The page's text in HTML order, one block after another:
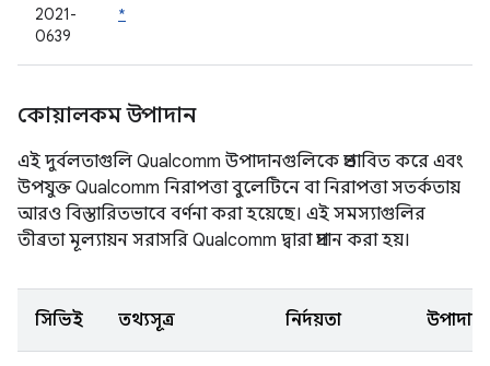
2021-
0639
*
কোয়ালকম উপাদান
এই দুর্বলতাগুলি Qualcomm উপাদানগুলিকে প্রভাবিত করে এবং
উপযুক্ত Qualcomm নিরাপত্তা বুলেটিনে বা নিরাপত্তা সতর্কতায়
আরও বিস্তারিতভাবে বর্ণনা করা হয়েছে। এই সমস্যাগুলির
তীব্রতা মূল্যায়ন সরাসরি Qualcomm দ্বারা প্রদান করা হয়।
সিভিই তথ্যসূত্র নির্দয়তা উপাদান